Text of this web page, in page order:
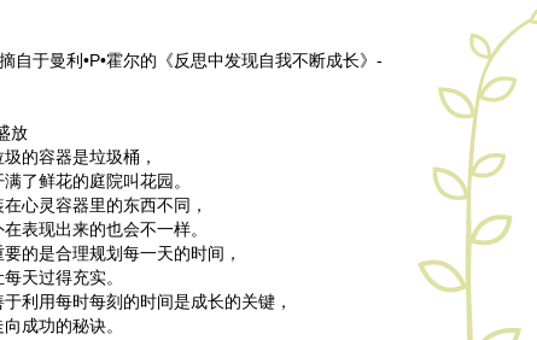
自于曼利•P•霍尔的《反思中发现自我不断成长》-
放
圾的容器是垃圾桶，
满了鲜花的庭院叫花园。
在心灵容器里的东西不同，
在表现出来的也会不一样。
要的是合理规划每一天的时间，
每天过得充实。
于利用每时每刻的时间是成长的关键，
向成功的秘诀。